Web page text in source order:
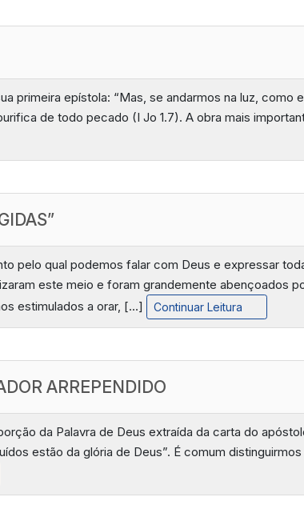
primeira epístola: “Mas, se andarmos na luz, como
de todo pecado (I Jo 1.7). A obra mais
pelo qual podemos falar com Deus e expressar
este meio e foram grandemente abençoados
estimulados a orar, […]
Continuar Leitura
ARREPENDIDO
da Palavra de Deus extraída da carta do
estão da glória de Deus”. É comum